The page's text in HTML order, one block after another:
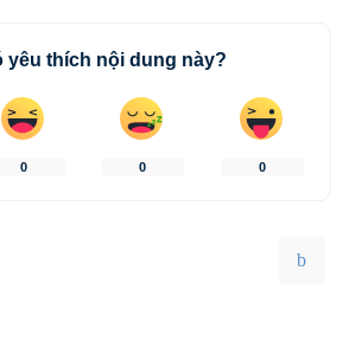
yêu thích nội dung này?
0 0 0